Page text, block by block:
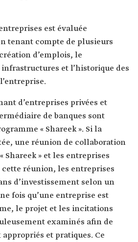
est évaluée
tenant compte de plusieurs
d’emplois, le
et l’historique des
d’entreprises privées et
de banques sont
« Shareek ». Si la
une réunion de collaboration
Shareek » et les entreprises
cette réunion, les entreprises
d’investissement selon un
fois qu’une entreprise est
le projet et les incitations
examinés afin de
appropriés et pratiques. Ce